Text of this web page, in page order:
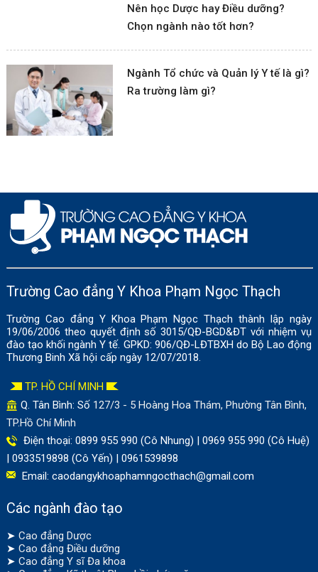
Nên học Dược hay Điều dưỡng?
Chọn ngành nào tốt hơn?
Ngành Tổ chức và Quản lý Y tế là gì?
Ra trường làm gì?
Trường Cao đẳng Y Khoa Phạm Ngọc Thạch
Trường Cao đẳng Y Khoa Phạm Ngọc Thạch thành lập ngày
19/06/2006 theo quyết định số 3015/QĐ-BGD&ĐT với nhiệm vụ
đào tạo khối ngành Y tế. GPKD: 906/QĐ-LĐTBXH do Bộ Lao động
Thương Binh Xã hội cấp ngày 12/07/2018.
TP. HỒ CHÍ MINH
Q. Tân Bình: Số 127/3 - 5 Hoàng Hoa Thám, Phường Tân Bình,
TP.Hồ Chí Minh
Điện thoại: 0899 955 990 (Cô Nhung) | 0969 955 990 (Cô Huệ)
| 0933519898 (Cô Yến) | 0961539898
Email: caodangykhoaphamngocthach@gmail.com
Các ngành đào tạo
➤ Cao đẳng Dược
➤ Cao đẳng Điều dưỡng
➤ Cao đẳng Y sĩ Đa khoa